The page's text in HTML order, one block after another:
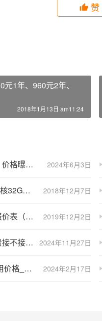
赞
1年、960元2年、
2018年1月13日 am11:24
2024年6月3日
阿里云服务器多少钱一年？价格曝光1年和1个月收费明细表
2018年12月7日
阿里云GPU云服务器优惠8核32G内存5M带宽28281元
2019年12月2日
阿里云服务器双十二优惠报价表（年末采购节）
2024年11月27日
阿里云企业用户：泼天富贵接不接？最高100万上云补贴和5亿算力补贴
2024年2月17日
2024阿里云服务器租用费用价格_一年_一个月和1小时报价明细